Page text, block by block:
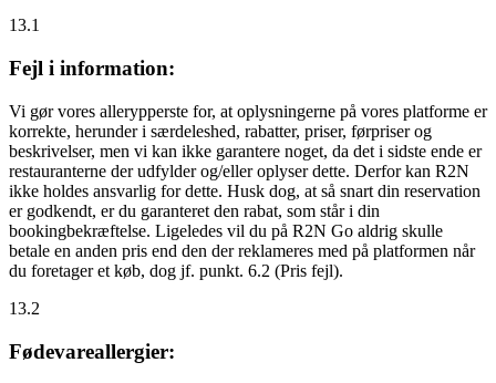
13.1
Fejl i information:
Vi gør vores allerypperste for, at oplysningerne på vores platforme er
korrekte, herunder i særdeleshed, rabatter, priser, førpriser og
beskrivelser, men vi kan ikke garantere noget, da det i sidste ende er
restauranterne der udfylder og/eller oplyser dette. Derfor kan R2N
ikke holdes ansvarlig for dette. Husk dog, at så snart din reservation
er godkendt, er du garanteret den rabat, som står i din
bookingbekræftelse. Ligeledes vil du på R2N Go aldrig skulle
betale en anden pris end den der reklameres med på platformen når
du foretager et køb, dog jf. punkt. 6.2 (Pris fejl).
13.2
Fødevareallergier: